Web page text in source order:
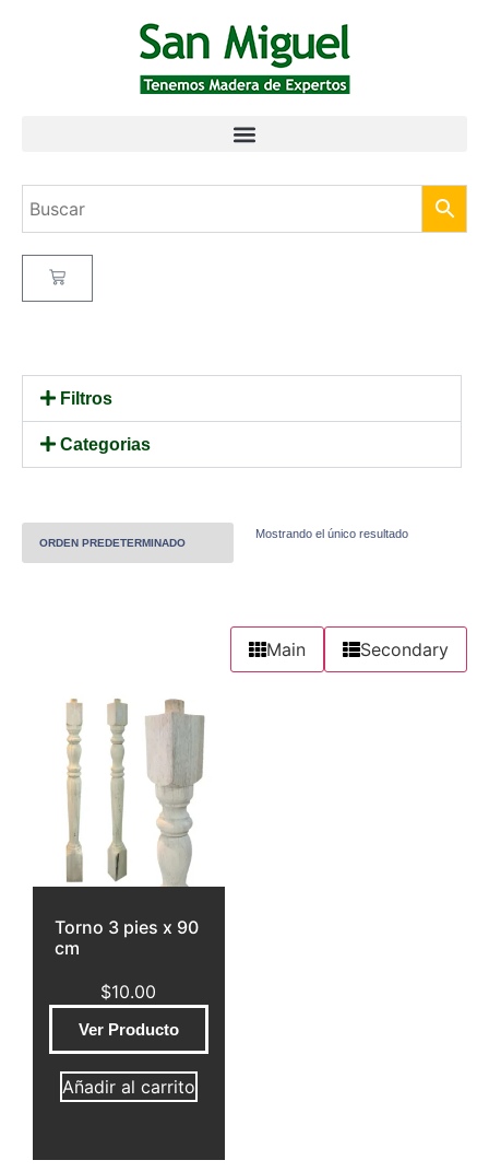
Filtros
Categorias
Mostrando el único resultado
Main Secondary
Torno 3 pies x 90
cm
$10.00
Ver Producto
Añadir al carrito